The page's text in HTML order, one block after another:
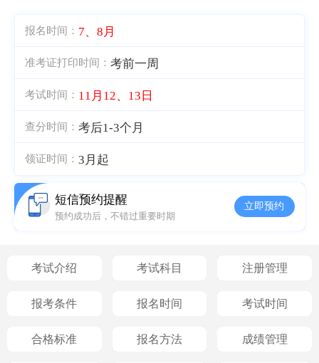
报名时间： 7、8月
准考证打印时间： 考前一周
考试时间： 11月12、13日
查分时间： 考后1-3个月
领证时间： 3月起
短信预约提醒
预约成功后，不错过重要时期
立即预约
考试介绍 考试科目 注册管理
报考条件 报名时间 考试时间
合格标准 报名方法 成绩管理